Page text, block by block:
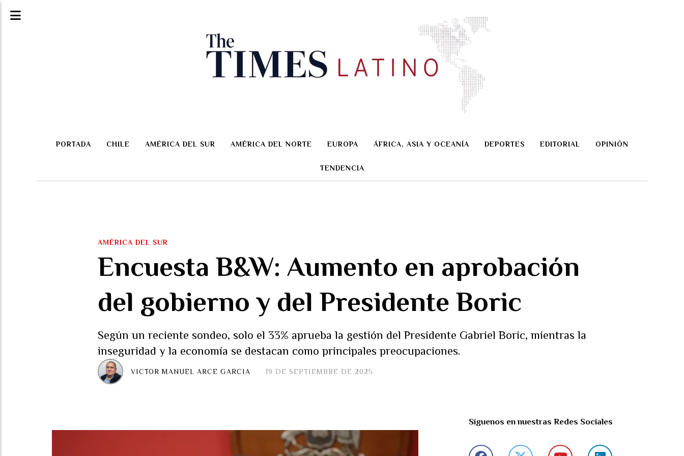
PORTADA CHILE AMÉRICA DEL SUR AMÉRICA DEL NORTE EUROPA ÁFRICA, ASIA Y OCEANÍA DEPORTES EDITORIAL OPINIÓN
TENDENCIA
Encuesta B&W: Aumento en aprobación
del gobierno y del Presidente Boric
Según un reciente sondeo, solo el 33% aprueba la gestión del Presidente Gabriel Boric, mientras la
inseguridad y la economía se destacan como principales preocupaciones.
AMÉRICA DEL SUR
19 DE SEPTIEMBRE DE 2025
VICTOR MANUEL ARCE GARCIA
Síguenos en nuestras Redes Sociales